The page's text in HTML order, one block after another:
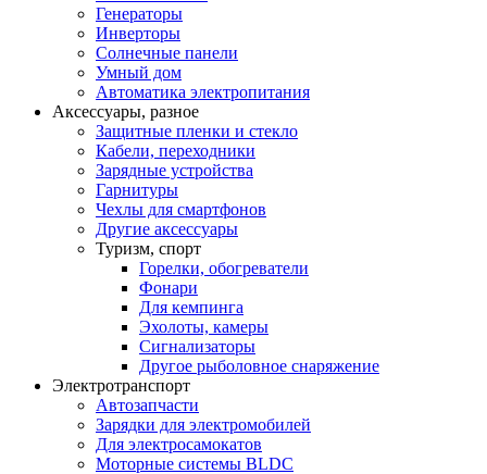
Генераторы
Инверторы
Солнечные панели
Умный дом
Автоматика электропитания
Аксессуары, разное
Защитные пленки и стекло
Кабели, переходники
Зарядные устройства
Гарнитуры
Чехлы для смартфонов
Другие аксессуары
Туризм, спорт
Горелки, обогреватели
Фонари
Для кемпинга
Эхолоты, камеры
Сигнализаторы
Другое рыболовное снаряжение
Электротранспорт
Автозапчасти
Зарядки для электромобилей
Для электросамокатов
Моторные системы BLDC